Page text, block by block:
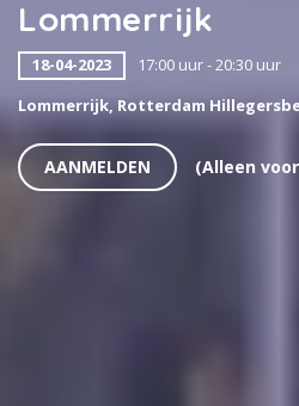
Lommerrijk
18-04-2023
17:00 uur - 20:30 uur
Lommerrijk, Rotterdam
AANMELDEN (Alleen